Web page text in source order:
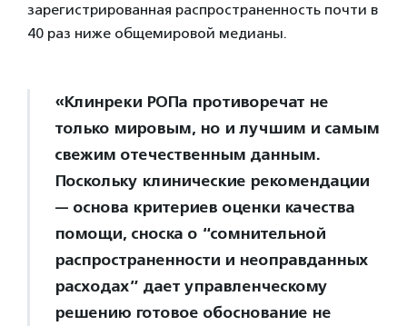
зарегистрированная распространенность почти в
40 раз ниже общемировой медианы.
«Клинреки РОПа противоречат не
только мировым, но и лучшим и самым
свежим отечественным данным.
Поскольку клинические рекомендации
— основа критериев оценки качества
помощи, сноска о “сомнительной
распространенности и неоправданных
расходах” дает управленческому
решению готовое обоснование не